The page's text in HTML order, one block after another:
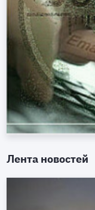
Лента новостей